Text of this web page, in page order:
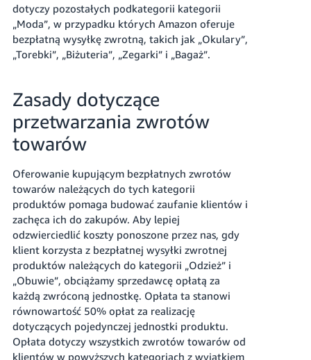
dotyczy pozostałych podkategorii kategorii
„Moda”, w przypadku których Amazon oferuje
bezpłatną wysyłkę zwrotną, takich jak „Okulary”,
„Torebki”, „Biżuteria”, „Zegarki” i „Bagaż”.
Zasady dotyczące
przetwarzania zwrotów
towarów
Oferowanie kupującym bezpłatnych zwrotów
towarów należących do tych kategorii
produktów pomaga budować zaufanie klientów i
zachęca ich do zakupów. Aby lepiej
odzwierciedlić koszty ponoszone przez nas, gdy
klient korzysta z bezpłatnej wysyłki zwrotnej
produktów należących do kategorii „Odzież” i
„Obuwie”, obciążamy sprzedawcę opłatą za
każdą zwróconą jednostkę. Opłata ta stanowi
równowartość 50% opłat za realizację
dotyczących pojedynczej jednostki produktu.
Opłata dotyczy wszystkich zwrotów towarów od
klientów w powyższych kategoriach z wyjątkiem